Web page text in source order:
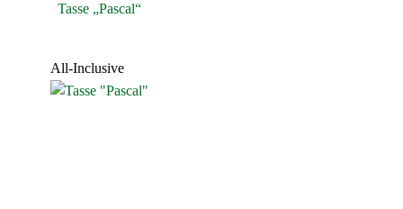
Tasse „Pascal“
All-Inclusive